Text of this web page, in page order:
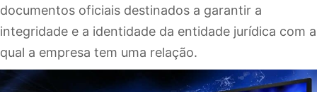
documentos oficiais destinados a garantir a
integridade e a identidade da entidade jurídica com a
qual a empresa tem uma relação.